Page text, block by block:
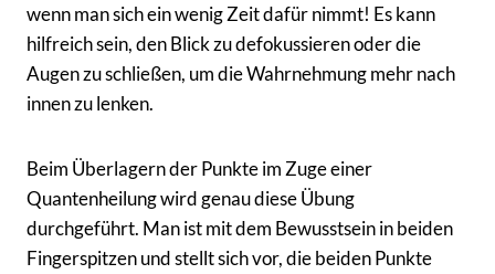
wenn man sich ein wenig Zeit dafür nimmt! Es kann
hilfreich sein, den Blick zu defokussieren oder die
Augen zu schließen, um die Wahrnehmung mehr nach
innen zu lenken.
Beim Überlagern der Punkte im Zuge einer
Quantenheilung wird genau diese Übung
durchgeführt. Man ist mit dem Bewusstsein in beiden
Fingerspitzen und stellt sich vor, die beiden Punkte